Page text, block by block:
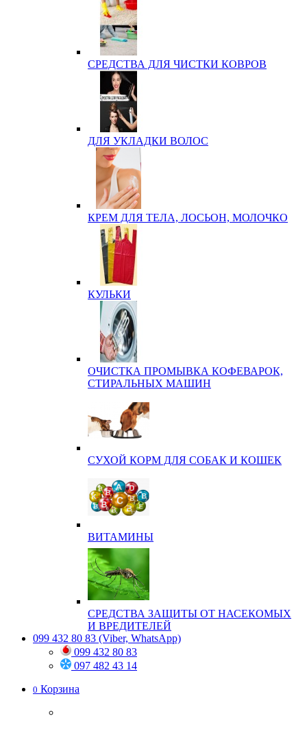
СРЕДСТВА ДЛЯ ЧИСТКИ КОВРОВ
ДЛЯ УКЛАДКИ ВОЛОС
КРЕМ ДЛЯ ТЕЛА, ЛОСЬОН, МОЛОЧКО
КУЛЬКИ
ОЧИСТКА ПРОМЫВКА КОФЕВАРОК,
СТИРАЛЬНЫХ МАШИН
СУХОЙ КОРМ ДЛЯ СОБАК И КОШЕК
ВИТАМИНЫ
СРЕДСТВА ЗАЩИТЫ ОТ НАСЕКОМЫХ
И ВРЕДИТЕЛЕЙ
099 432 80 83 (Viber, WhatsApp)
099 432 80 83
097 482 43 14
0 Корзина